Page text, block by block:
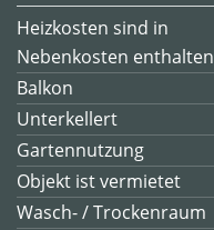
Heizkosten sind in
Nebenkosten enthalten
Balkon
Unterkellert
Gartennutzung
Objekt ist vermietet
Wasch- / Trockenraum